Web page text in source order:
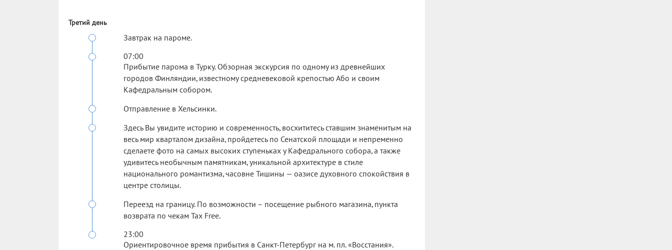
Третий день
Завтрак на пароме.
07:00
Прибытие парома в Турку. Обзорная экскурсия по одному из древнейших
городов Финляндии, известному средневековой крепостью Або и своим
Кафедральным собором.
Отправление в Хельсинки.
Здесь Вы увидите историю и современность, восхититесь ставшим знаменитым на
весь мир кварталом дизайна, пройдетесь по Сенатской площади и непременно
сделаете фото на самых высоких ступеньках у Кафедрального собора, а также
удивитесь необычным памятникам, уникальной архитектуре в стиле
национального романтизма, часовне Тишины — оазисе духовного спокойствия в
центре столицы.
Переезд на границу. По возможности – посещение рыбного магазина, пункта
возврата по чекам Tax Free.
23:00
Ориентировочное время прибытия в Санкт-Петербург на м. пл. «Восстания».